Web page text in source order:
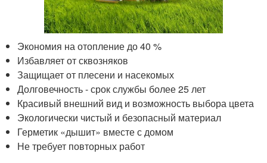
Экономия на отопление до 40 %
Избавляет от сквозняков
Защищает от плесени и насекомых
Долговечность - срок службы более 25 лет
Красивый внешний вид и возможность выбора цвета
Экологически чистый и безопасный материал
Герметик «дышит» вместе с домом
Не требует повторных работ